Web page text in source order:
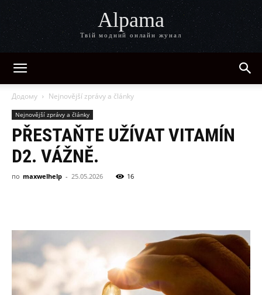
Alpama
Твій модний онлайн жунал
Додому Nejnovější zprávy a články
Nejnovější zprávy a články
PŘESTAŇTE UŽÍVAT VITAMÍN
D2. VÁŽNĚ.
по maxwelhelp - 25.05.2026 16